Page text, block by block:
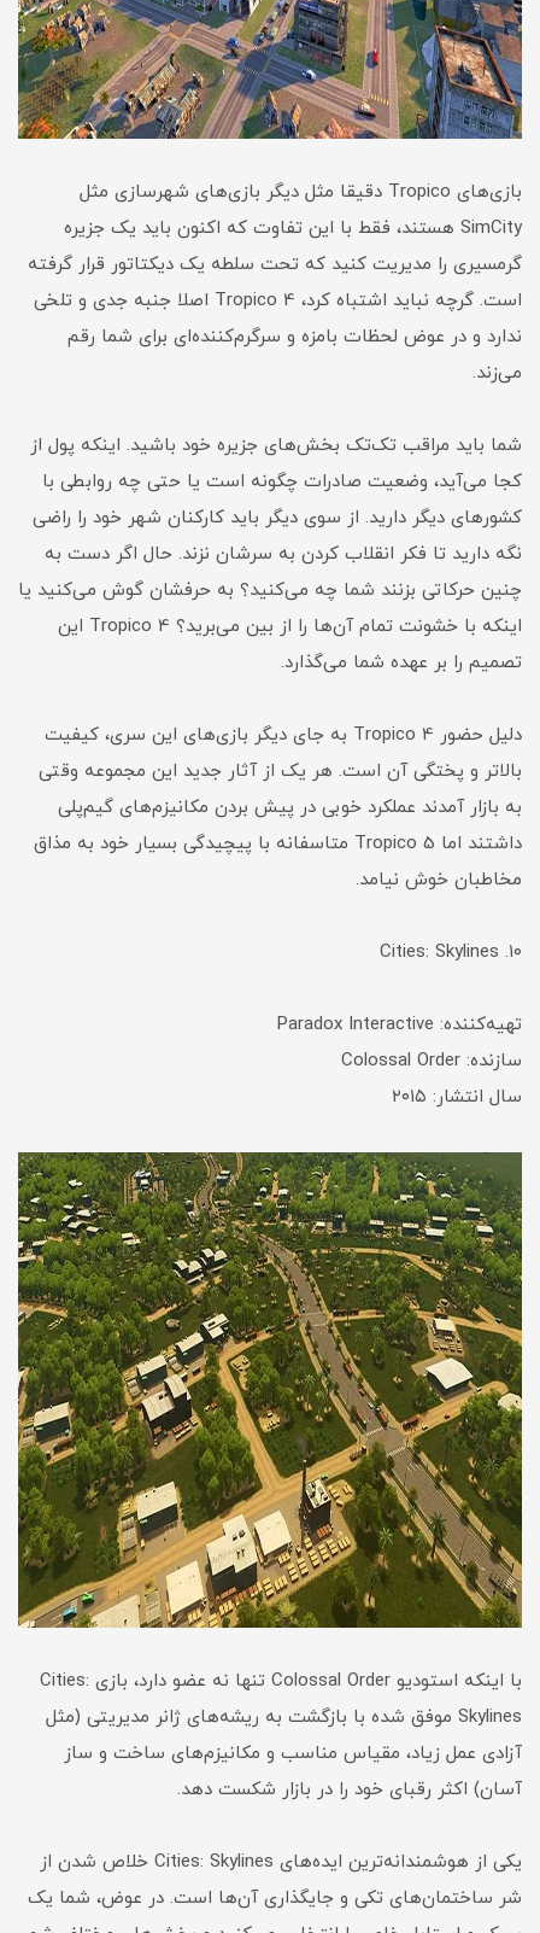
بازی‌های Tropico دقیقا مثل دیگر بازی‌های شهرسازی مثل
SimCity هستند، فقط با این تفاوت که اکنون باید یک جزیره
گرمسیری را مدیریت کنید که تحت سلطه یک دیکتاتور قرار گرفته
است. گرچه نباید اشتباه کرد، Tropico 4 اصلا جنبه جدی و تلخی
ندارد و در عوض لحظات بامزه و سرگرم‌کننده‌ای برای شما رقم
می‌زند.
شما باید مراقب تک‌تک بخش‌های جزیره خود باشید. اینکه پول از
کجا می‌آيد، وضعیت صادرات چگونه است یا حتی چه روابطی با
کشورهای دیگر دارید. از سوی دیگر باید کارکنان شهر خود را راضی
نگه دارید تا فکر انقلاب کردن به سرشان نزند. حال اگر دست به
چنین حرکاتی بزنند شما چه می‌کنید؟ به حرفشان گوش می‌کنید یا
اینکه با خشونت تمام آن‌ها را از بین می‌برید؟ Tropico 4 این
تصمیم را بر عهده شما می‌گذارد.
دلیل حضور Tropico 4 به جای دیگر بازی‌های این سری، کیفیت
بالاتر و پختگی آن است. هر یک از آثار جدید این مجموعه وقتی
به بازار آمدند عملکرد خوبی در پیش بردن مکانیزم‌های گیم‌پلی
داشتند اما Tropico 5 متاسفانه با پیچیدگی بسیار خود به مذاق
مخاطبان خوش نیامد.
۱۰. Cities: Skylines
تهیه‌کننده: Paradox Interactive
سازنده: Colossal Order
سال انتشار: ۲۰۱۵
با اینکه استودیو Colossal Order تنها نه عضو دارد، بازی Cities:
Skylines موفق شده با بازگشت به ریشه‌های ژانر مدیریتی (مثل
آزادی عمل زیاد، مقیاس مناسب و مکانیزم‌های ساخت و ساز
آسان) اکثر رقبای خود را در بازار شکست دهد.
یکی از هوشمندانه‌ترین ایده‌های Cities: Skylines خلاص شدن از
شر ساختمان‌های تکی و جایگذاری آن‌ها است. در عوض، شما یک